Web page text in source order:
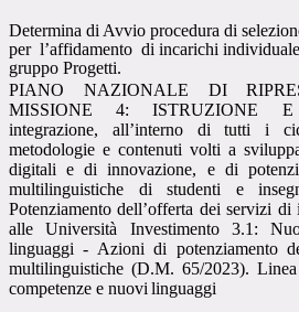
Determina di Avvio procedura di
per l’affidamento di incarichi individuale
gruppo Progetti.
PIANO
NAZIONALE DI
MISSIONE
4: ISTRUZIONE E
integrazione, all’interno di tutti i
metodologie e contenuti volti a
digitali e di innovazione, e di
multilinguistiche di studenti e
Potenziamento dell’offerta dei servizi di
alle Università Investimento 3.1:
linguaggi - Azioni di potenziamento
multilinguistiche (D.M. 65/2023).
competenze e nuovi linguaggi